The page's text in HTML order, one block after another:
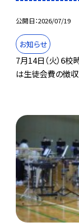
公開日 2026/07/19
お知らせ
7月14日（火）6
は生徒会費の徴